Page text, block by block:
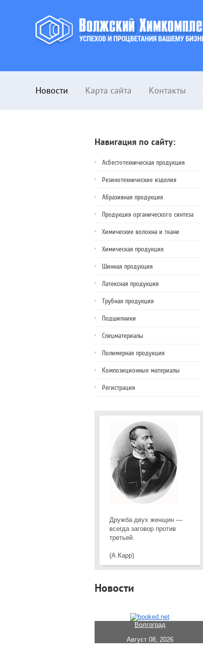
Новости Карта сайта Контакты
Навигация по сайту:
Асбестотехническая продукция
Резинотехнические изделия
Абразивная продукция
Продукция органического синтеза
Химические волокна и ткани
Химическая продукция
Шинная продукция
Латексная продукция
Трубная продукция
Подшипники
Спецматериалы
Полимерная продукция
Композиционные материалы
Регистрация
Дружба двух женщин —
всегда заговор против
третьей.
(А.Карр)
Новости
Волгоград
Август 08, 2026